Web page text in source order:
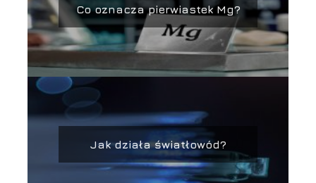
Co oznacza pierwiastek Mg?
Jak działa światłowód?